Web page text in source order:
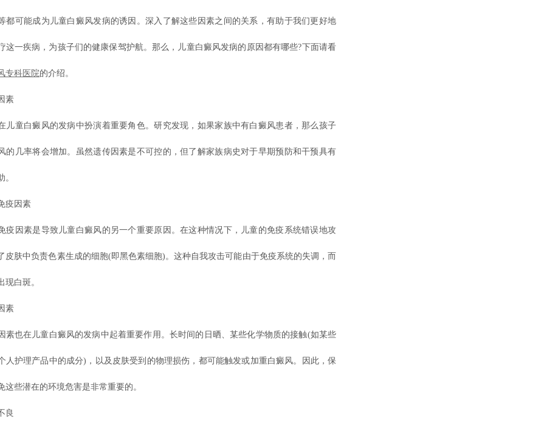
都可能成为儿童白癜风发病的诱因。深入了解这些因素之间的关系，有助于我们更好地
这一疾病，为孩子们的健康保驾护航。那么，儿童白癜风发病的原因都有哪些?下面请看
专科医院的介绍。
素
童白癜风的发病中扮演着重要角色。研究发现，如果家族中有白癜风患者，那么孩子
的几率将会增加。虽然遗传因素是不可控的，但了解家族病史对于早期预防和干预具有
。
因素
因素是导致儿童白癜风的另一个重要原因。在这种情况下，儿童的免疫系统错误地攻
皮肤中负责色素生成的细胞(即黑色素细胞)。这种自我攻击可能由于免疫系统的失调，而
现白斑。
素
也在儿童白癜风的发病中起着重要作用。长时间的日晒、某些化学物质的接触(如某些
人护理产品中的成分)，以及皮肤受到的物理损伤，都可能触发或加重白癜风。因此，保
这些潜在的环境危害是非常重要的。